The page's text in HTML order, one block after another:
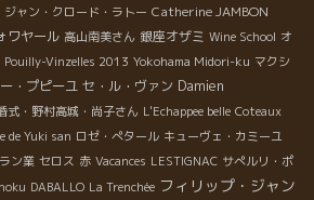
ジャン・クロード・ラトー Catherine JAMBON
ワヤール 高山南美さん 銀座オザミ Wine School オ
Pouilly-Vinzelles 2013 Yokohama Midori-ku マクシ
・プピーユ セ・ル・ヴァン Damien
式・野村高城・尚子さん L'Echappee belle Coteaux
de Yuki san ロゼ・ぺタール キューヴェ・カミーユ
ン業 セロス 赤 Vacances LESTIGNAC サぺルリ・ポ
DABALLO La Trenchée フィリップ・ジャン